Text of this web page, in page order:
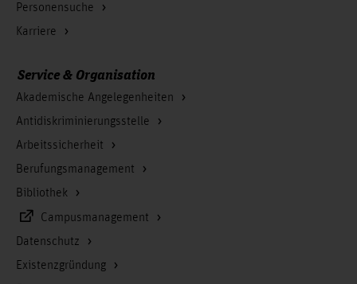
Personensuche
Karriere
Service & Organisation
Akademische Angelegenheiten
Antidiskriminierungsstelle
Arbeitssicherheit
Berufungsmanagement
Bibliothek
Campusmanagement
Datenschutz
Existenzgründung